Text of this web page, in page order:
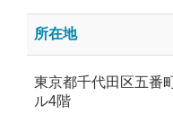
所在地
東京都千代田区五番
ル4階